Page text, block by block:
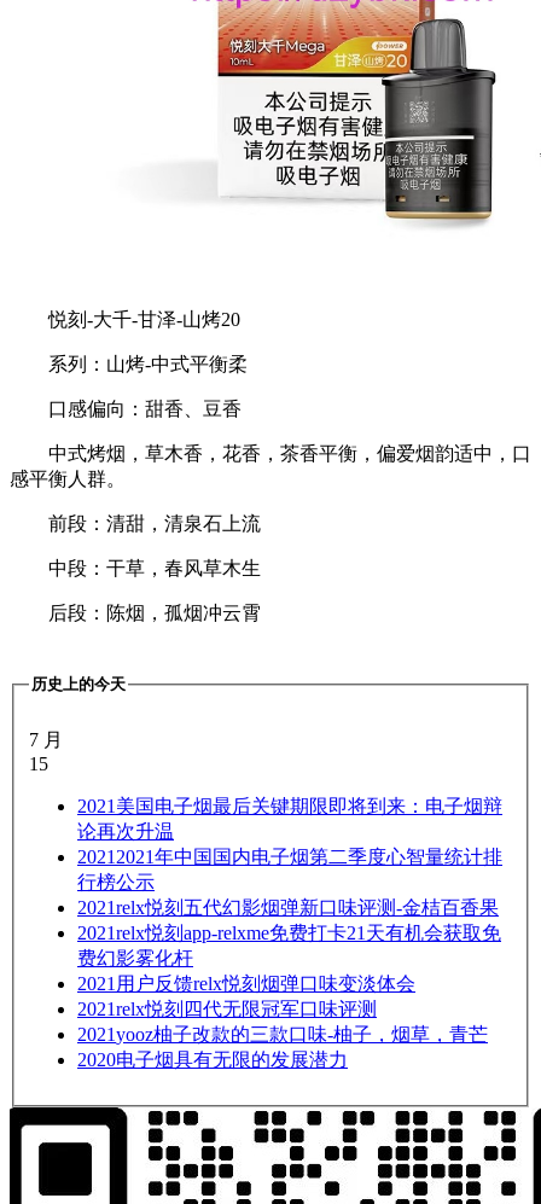
悦刻-大千-甘泽-山烤20
系列：山烤-中式平衡柔
口感偏向：甜香、豆香
中式烤烟，草木香，花香，茶香平衡，偏爱烟韵适中，口
感平衡人群。
前段：清甜，清泉石上流
中段：干草，春风草木生
后段：陈烟，孤烟冲云霄
历史上的今天
7 月
15
2021 美国电子烟最后关键期限即将到来：电子烟辩
论再次升温
2021 2021年中国国内电子烟第二季度心智量统计排
行榜公示
2021relx悦刻五代幻影烟弹新口味评测-金桔百香果
2021relx悦刻app-relxme免费打卡21天有机会获取免
费幻影雾化杆
2021 用户反馈relx悦刻烟弹口味变淡体会
2021relx悦刻四代无限冠军口味评测
2021yooz柚子改款的三款口味-柚子，烟草，青芒
2020电子烟具有无限的发展潜力